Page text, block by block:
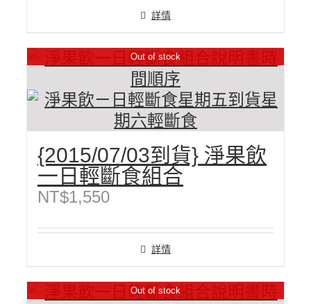
詳情
Out of stock
{2015/07/03到貨} 淨果飲
一日輕斷食組合
NT$1,550
詳情
Out of stock